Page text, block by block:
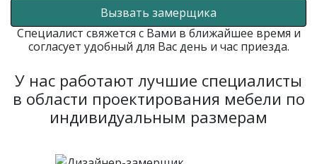
Вызвать замерщика
Специалист свяжется с Вами в ближайшее время и
согласует удобный для Вас день и час приезда.
У нас работают лучшие специалисты
в области проектирования мебели по
индивидуальным размерам